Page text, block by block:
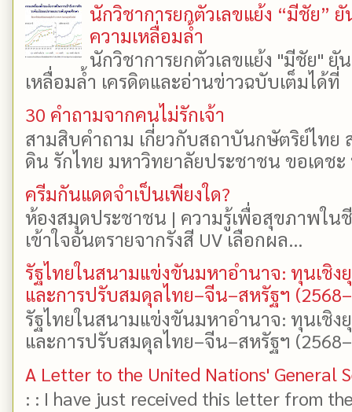
นักวิชาการยกตัวเลขแย้ง “มีชัย”
ความเหลื่อมล้ำ
นักวิชาการยกตัวเลขแย้ง "มีชัย"
เหลื่อมล้ำ เครดิตและอ่านข่าวฉบับเต็มได้
30 คำถามจากคนไม่รักเจ้า
สามสิบคำถาม เกี่ยวกับสถาบันกษัตริย์ไทย
ดิน รักไทย มหาวิทยาลัยประชาชน ขอเดช
ครีมกันแดดจำเป็นเพียงใด?
ห้องสมุดประชาชน | ความรู้เพื่อสุขภาพใน
เข้าใจอันตรายจากรังสี UV เลือกผล...
รัฐไทยในสนามแข่งขันมหาอำนาจ: ทุนเชิง
และการปรับสมดุลไทย–จีน–สหรัฐฯ
รัฐไทยในสนามแข่งขันมหาอำนาจ: ทุนเชิง
และการปรับสมดุลไทย–จีน–สหรัฐฯ
A Letter to the United Nations' General
: : I have just received this letter from